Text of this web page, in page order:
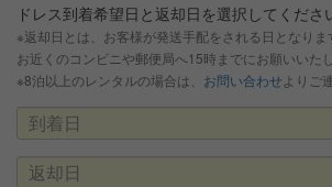
ドレス到着希望日と返却日を選択してくださ
※返却日とは、お客様が発送手配をされる日となりま
お近くのコンビニや郵便局へ15時までにお願いいたし
※8泊以上のレンタルの場合は、 お問い合わせ よりご